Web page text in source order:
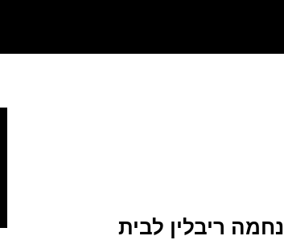
נחמה ריבלין לבית